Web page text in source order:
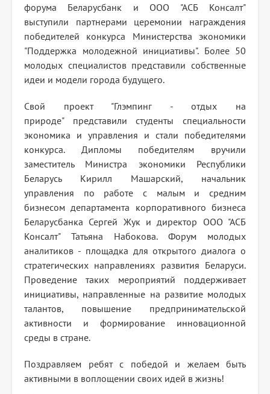
форума Беларусбанк и ООО "АСБ Консалт"
выступили партнерами церемонии награждения
победителей конкурса Министерства экономики
"Поддержка молодежной инициативы". Более 50
молодых специалистов представили собственные
идеи и модели города будущего.
Свой проект "Глэмпинг - отдых на
природе" представили студенты специальности
экономика и управления и стали победителями
конкурса. Дипломы победителям вручили
заместитель Министра экономики Республики
Беларусь Кирилл Машарский, начальник
управления по работе с малым и средним
бизнесом департамента корпоративного бизнеса
Беларусбанка Сергей Жук и директор ООО "АСБ
Консалт" Татьяна Набокова. Форум молодых
аналитиков - площадка для открытого диалога о
стратегических направлениях развития Беларуси.
Проведение таких мероприятий поддерживает
инициативы, направленные на развитие молодых
талантов, повышение предпринимательской
активности и формирование инновационной
среды в стране.
Поздравляем ребят с победой и желаем быть
активными в воплощении своих идей в жизнь!